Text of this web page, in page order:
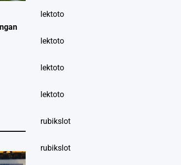
lektoto
lektoto
lektoto
lektoto
rubikslot
rubikslot